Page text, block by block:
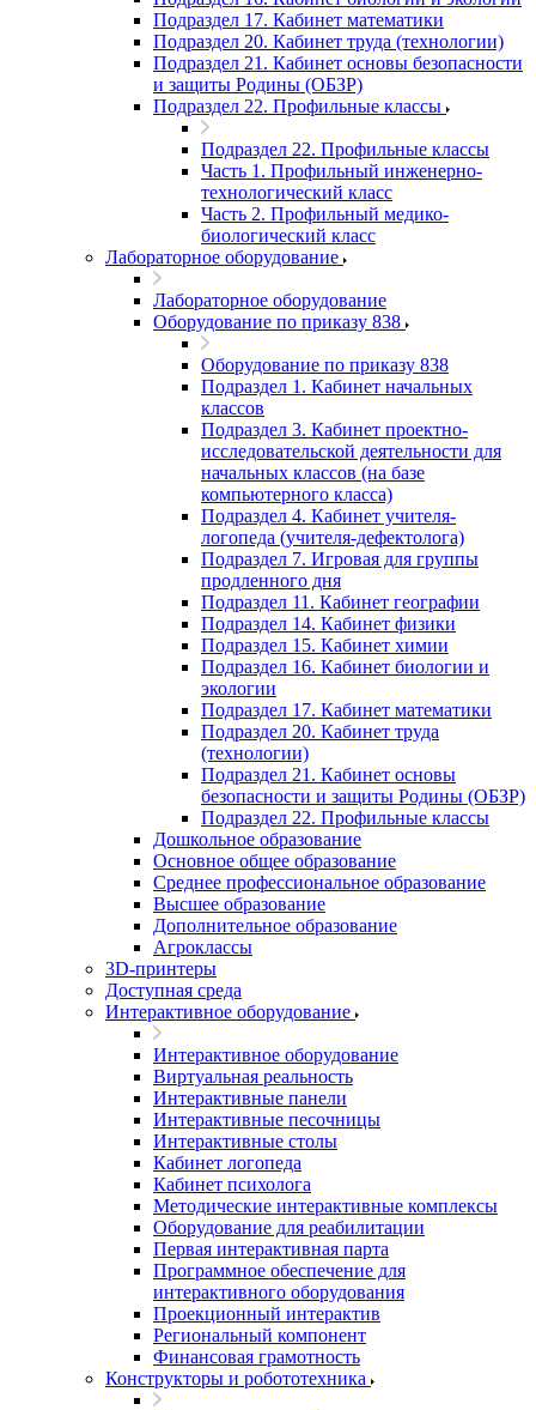
Подраздел 17. Кабинет математики
Подраздел 20. Кабинет труда (технологии)
Подраздел 21. Кабинет основы безопасности
и защиты Родины (ОБЗР)
Подраздел 22. Профильные классы
Подраздел 22. Профильные классы
Часть 1. Профильный инженерно-
технологический класс
Часть 2. Профильный медико-
биологический класс
Лабораторное оборудование
Лабораторное оборудование
Оборудование по приказу 838
Оборудование по приказу 838
Подраздел 1. Кабинет начальных
классов
Подраздел 3. Кабинет проектно-
исследовательской деятельности для
начальных классов (на базе
компьютерного класса)
Подраздел 4. Кабинет учителя-
логопеда (учителя-дефектолога)
Подраздел 7. Игровая для группы
продленного дня
Подраздел 11. Кабинет географии
Подраздел 14. Кабинет физики
Подраздел 15. Кабинет химии
Подраздел 16. Кабинет биологии и
экологии
Подраздел 17. Кабинет математики
Подраздел 20. Кабинет труда
(технологии)
Подраздел 21. Кабинет основы
безопасности и защиты Родины (ОБЗР)
Подраздел 22. Профильные классы
Дошкольное образование
Основное общее образование
Среднее профессиональное образование
Высшее образование
Дополнительное образование
Агроклассы
3D-принтеры
Доступная среда
Интерактивное оборудование
Интерактивное оборудование
Виртуальная реальность
Интерактивные панели
Интерактивные песочницы
Интерактивные столы
Кабинет логопеда
Кабинет психолога
Методические интерактивные комплексы
Оборудование для реабилитации
Первая интерактивная парта
Программное обеспечение для
интерактивного оборудования
Проекционный интерактив
Региональный компонент
Финансовая грамотность
Конструкторы и робототехника